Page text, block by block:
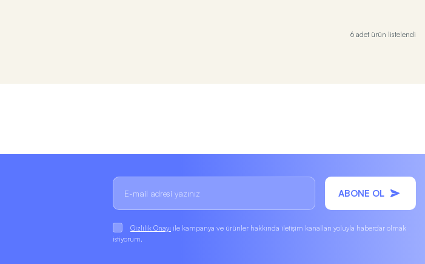
6 adet ürün listelendi
ABONE OL
Gizlilik Onayı ile kampanya ve ürünler hakkında iletişim kanalları yoluyla haberdar olmak
istiyorum.